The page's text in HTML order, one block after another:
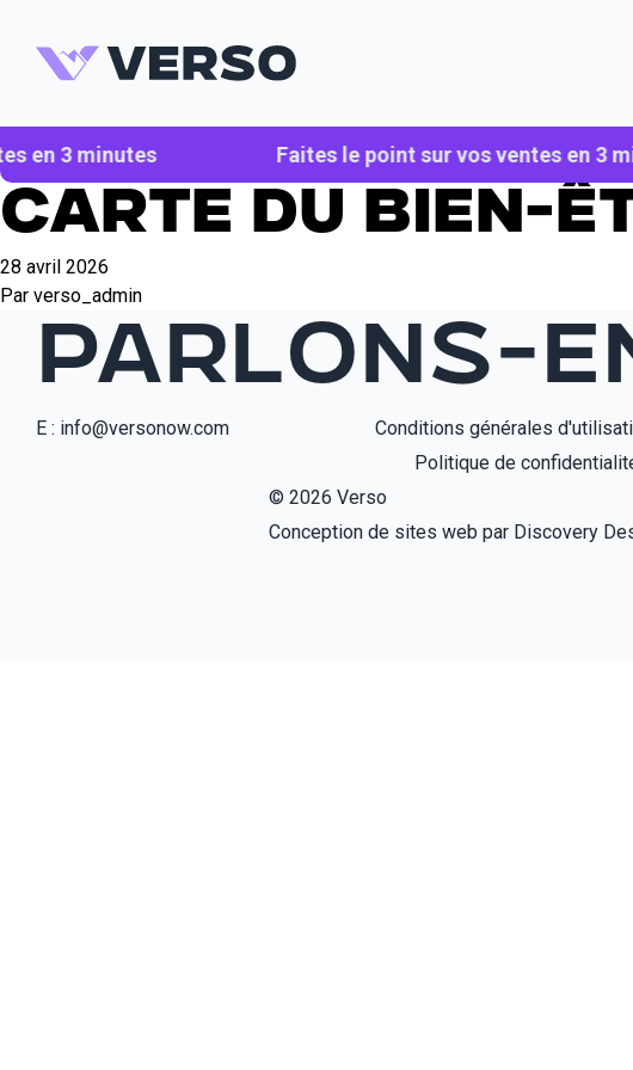
en 3 minutes Faites le point sur vos ventes en 3
Carte du bien-
28 avril 2026
Par verso_admin
PARLONS-
E : info@versonow.com
Conditions générales
Politique de
© 2026 Verso
Conception de sites web par Discovery